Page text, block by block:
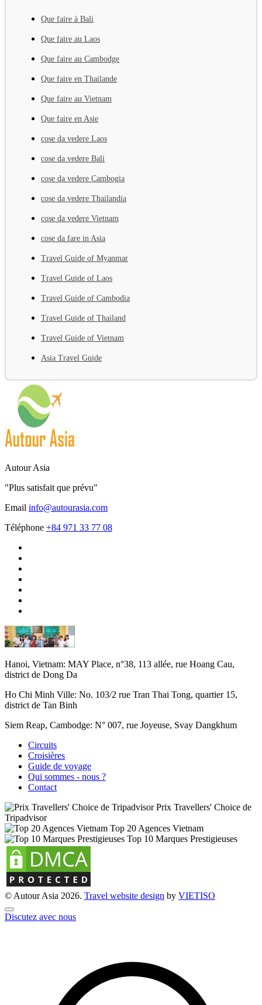
Que faire à Bali
Que faire au Laos
Que faire au Cambodge
Que faire en Thailande
Que faire au Vietnam
Que faire en Asie
cose da vedere Laos
cose da vedere Bali
cose da vedere Cambogia
cose da vedere Thailandia
cose da vedere Vietnam
cose da fare in Asia
Travel Guide of Myanmar
Travel Guide of Laos
Travel Guide of Cambodia
Travel Guide of Thailand
Travel Guide of Vietnam
Asia Travel Guide
Autour Asia
"Plus satisfait que prévu"
Email info@autourasia.com
Téléphone +84 971 33 77 08
Hanoi, Vietnam: MAY Place, n°38, 113 allée, rue Hoang Cau,
district de Dong Da
Ho Chi Minh Ville: No. 103/2 rue Tran Thai Tong, quartier 15,
district de Tan Binh
Siem Reap, Cambodge: N° 007, rue Joyeuse, Svay Dangkhum
Circuits
Croisières
Guide de voyage
Qui sommes - nous ?
Contact
Prix Travellers' Choice de
Tripadvisor
Top 20 Agences Vietnam
Top 10 Marques Prestigieuses
© Autour Asia 2026. Travel website design by VIETISO
Discutez avec nous